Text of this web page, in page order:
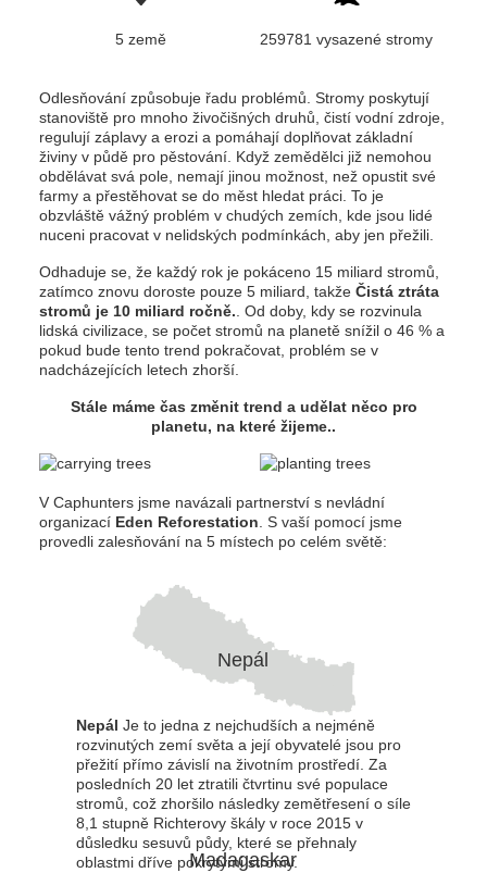
5 země 259781 vysazené stromy
Odlesňování způsobuje řadu problémů. Stromy poskytují
stanoviště pro mnoho živočišných druhů, čistí vodní zdroje,
regulují záplavy a erozi a pomáhají doplňovat základní
živiny v půdě pro pěstování. Když zemědělci již nemohou
obdělávat svá pole, nemají jinou možnost, než opustit své
farmy a přestěhovat se do měst hledat práci. To je
obzvláště vážný problém v chudých zemích, kde jsou lidé
nuceni pracovat v nelidských podmínkách, aby jen přežili.
Odhaduje se, že každý rok je pokáceno 15 miliard stromů,
zatímco znovu doroste pouze 5 miliard, takže Čistá ztráta
stromů je 10 miliard ročně. . Od doby, kdy se rozvinula
lidská civilizace, se počet stromů na planetě snížil o 46 % a
pokud bude tento trend pokračovat, problém se v
nadcházejících letech zhorší.
Stále máme čas změnit trend a udělat něco pro
planetu, na které žijeme..
V Caphunters jsme navázali partnerství s nevládní
organizací Eden Reforestation . S vaší pomocí jsme
provedli zalesňování na 5 místech po celém světě:
Nepál
Nepál Je to jedna z nejchudších a nejméně
rozvinutých zemí světa a její obyvatelé jsou pro
přežití přímo závislí na životním prostředí. Za
posledních 20 let ztratili čtvrtinu své populace
stromů, což zhoršilo následky zemětřesení o síle
8,1 stupně Richterovy škály v roce 2015 v
důsledku sesuvů půdy, které se přehnaly
oblastmi dříve pokrytými stromy.
Madagaskar